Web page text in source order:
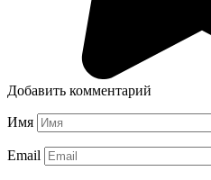
Добавить комментарий
Имя
Email